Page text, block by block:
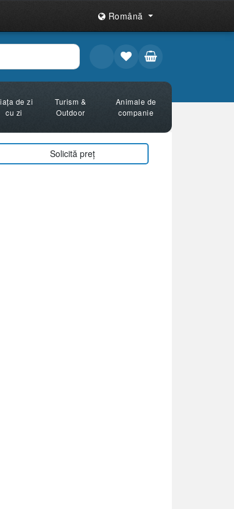
Română
de zi
cu zi
Turism &
Outdoor
Animale de
companie
Solicită preț